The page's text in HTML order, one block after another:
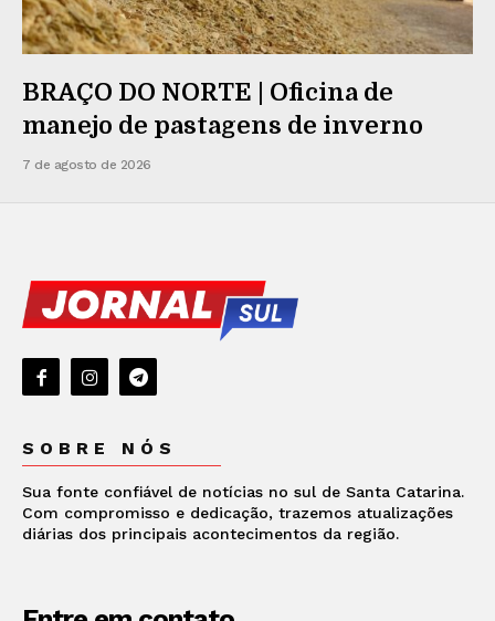
BRAÇO DO NORTE | Oficina de
manejo de pastagens de inverno
7 de agosto de 2026
SOBRE NÓS
Sua fonte confiável de notícias no sul de Santa Catarina.
Com compromisso e dedicação, trazemos atualizações
diárias dos principais acontecimentos da região.